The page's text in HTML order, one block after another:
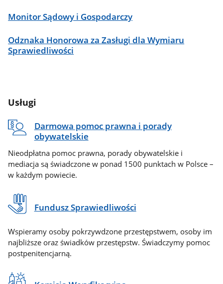
Monitor Sądowy i Gospodarczy
Odznaka Honorowa za Zasługi dla Wymiaru
Sprawiedliwości
Usługi
Darmowa pomoc prawna i porady
obywatelskie
Nieodpłatna pomoc prawna, porady obywatelskie i
mediacja są świadczone w ponad 1500 punktach w Polsce –
w każdym powiecie.
Fundusz Sprawiedliwości
Wspieramy osoby pokrzywdzone przestępstwem, osoby im
najbliższe oraz świadków przestępstw. Świadczymy pomoc
postpenitencjarną.